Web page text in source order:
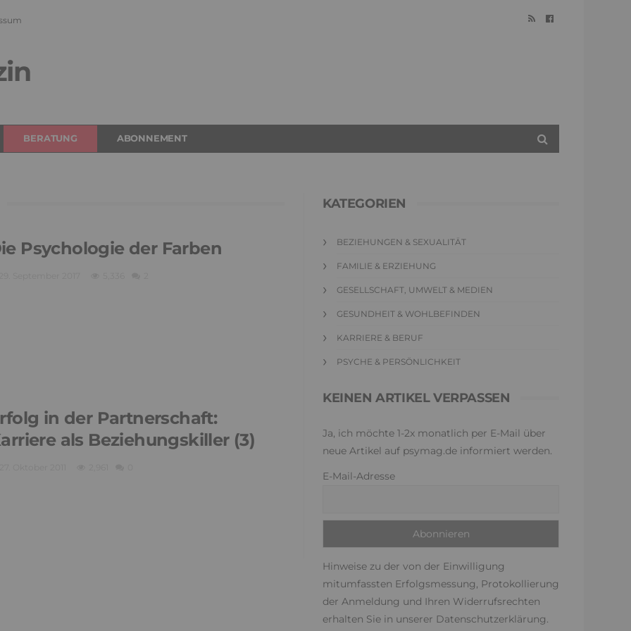
BERATUNG ABONNEMENT
Psychologie der Farben
in der Partnerschaft:
als Beziehungskiller (3)
KATEGORIEN
BEZIEHUNGEN & SEXUALITÄT
FAMILIE & ERZIEHUNG
GESELLSCHAFT, UMWELT & MEDIEN
GESUNDHEIT & WOHLBEFINDEN
KARRIERE & BERUF
PSYCHE & PERSÖNLICHKEIT
KEINEN ARTIKEL VERPASSEN
Ja, ich möchte 1-2x monatlich per E-Mail über
neue Artikel auf psymag.de informiert werden.
E-Mail-Adresse
Hinweise zu der von der Einwilligung
mitumfassten Erfolgsmessung, Protokollierung
der Anmeldung und Ihren Widerrufsrechten
erhalten Sie in unserer Datenschutzerklärung.